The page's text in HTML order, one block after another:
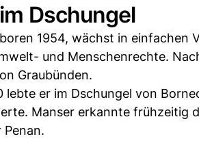
Dschungel
1954, wächst in einfachen
und Menschenrechte.
Graubünden.
lebte er im Dschungel von
Manser erkannte frühzeitig
Penan.